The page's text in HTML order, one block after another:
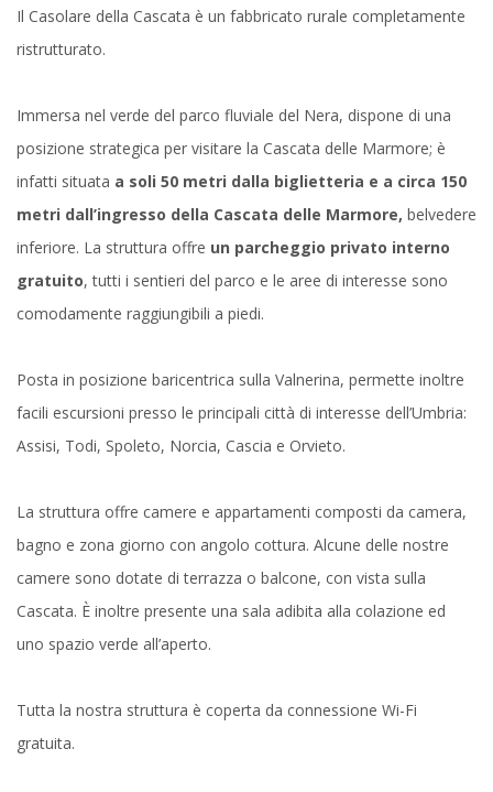
Il Casolare della Cascata è un fabbricato rurale completamente
ristrutturato.
Immersa nel verde del parco fluviale del Nera, dispone di una
posizione strategica per visitare la Cascata delle Marmore; è
infatti situata a soli 50 metri dalla biglietteria e a circa 150
metri dall’ingresso della Cascata delle Marmore, belvedere
inferiore. La struttura offre un parcheggio privato interno
gratuito, tutti i sentieri del parco e le aree di interesse sono
comodamente raggiungibili a piedi.
Posta in posizione baricentrica sulla Valnerina, permette inoltre
facili escursioni presso le principali città di interesse dell’Umbria:
Assisi, Todi, Spoleto, Norcia, Cascia e Orvieto.
La struttura offre camere e appartamenti composti da camera,
bagno e zona giorno con angolo cottura. Alcune delle nostre
camere sono dotate di terrazza o balcone, con vista sulla
Cascata. È inoltre presente una sala adibita alla colazione ed
uno spazio verde all’aperto.
Tutta la nostra struttura è coperta da connessione Wi-Fi
gratuita.